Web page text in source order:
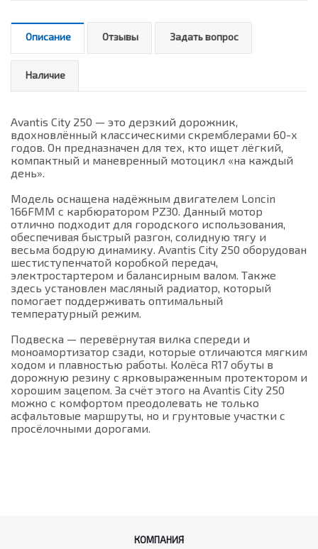
Описание Отзывы Задать вопрос
Наличие
Avantis City 250 — это дерзкий дорожник,
вдохновлённый классическими скремблерами 60-х
годов. Он предназначен для тех, кто ищет лёгкий,
компактный и маневренный мотоцикл «на каждый
день».
Модель оснащена надёжным двигателем Loncin
166FMM с карбюратором PZ30. Данный мотор
отлично подходит для городского использования,
обеспечивая быстрый разгон, солидную тягу и
весьма бодрую динамику. Avantis City 250 оборудован
шестиступенчатой коробкой передач,
электростартером и балансирным валом. Также
здесь установлен масляный радиатор, который
помогает поддерживать оптимальный
температурный режим.
Подвеска — перевёрнутая вилка спереди и
моноамортизатор сзади, которые отличаются мягким
ходом и плавностью работы. Колёса R17 обуты в
дорожную резину с ярковыраженным протектором и
хорошим зацепом. За счёт этого на Avantis City 250
можно с комфортом преодолевать не только
асфальтовые маршруты, но и грунтовые участки с
просёлочными дорогами.
КОМПАНИЯ